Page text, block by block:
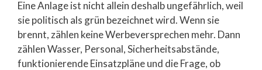
Eine Anlage ist nicht allein deshalb ungefährlich, weil
sie politisch als grün bezeichnet wird. Wenn sie
brennt, zählen keine Werbeversprechen mehr. Dann
zählen Wasser, Personal, Sicherheitsabstände,
funktionierende Einsatzpläne und die Frage, ob